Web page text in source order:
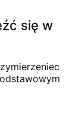
się w